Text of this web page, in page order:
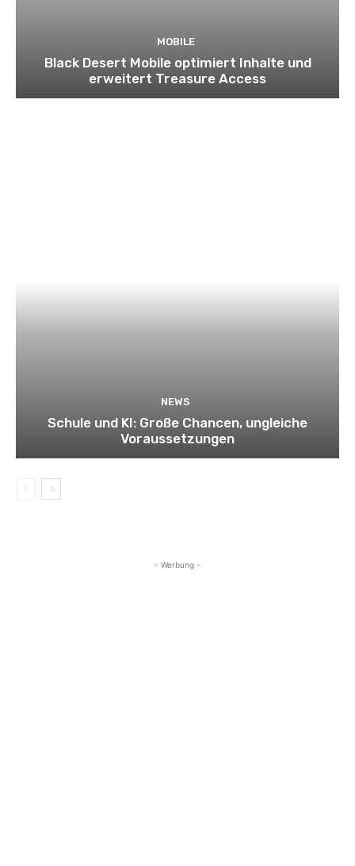
MOBILE
Black Desert Mobile optimiert Inhalte und
erweitert Treasure Access
NEWS
Schule und KI: Große Chancen, ungleiche
Voraussetzungen
- Werbung -